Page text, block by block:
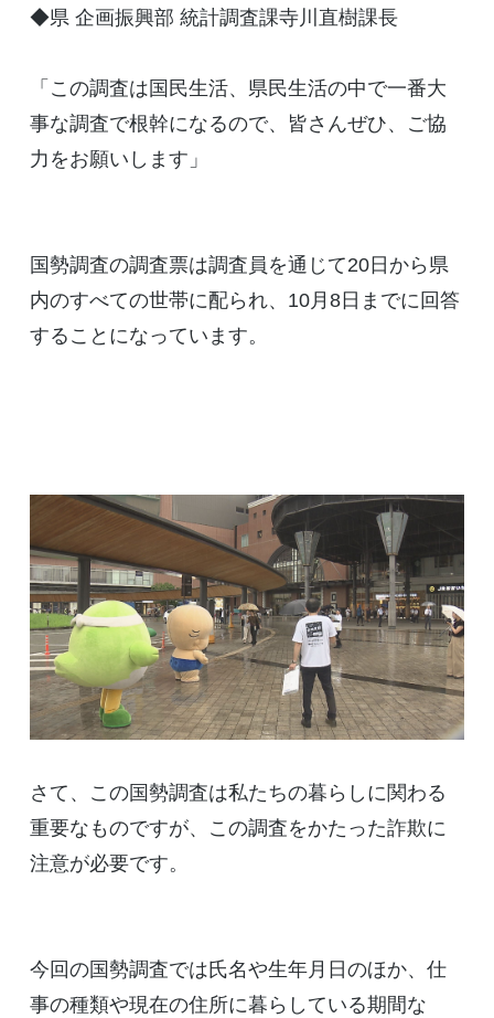
◆県 企画振興部 統計調査課寺川直樹課長
「この調査は国民生活、県民生活の中で一番大
事な調査で根幹になるので、皆さんぜひ、ご協
力をお願いします」
国勢調査の調査票は調査員を通じて20日から県
内のすべての世帯に配られ、10月8日までに回答
することになっています。
さて、この国勢調査は私たちの暮らしに関わる
重要なものですが、この調査をかたった詐欺に
注意が必要です。
今回の国勢調査では氏名や生年月日のほか、仕
事の種類や現在の住所に暮らしている期間な